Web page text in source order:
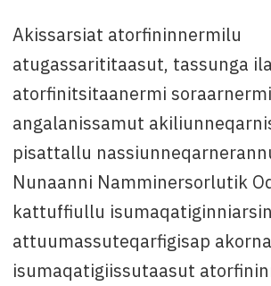
Akissarsiat atorfininnermilu
atugassarititaasut, tassunga
atorfinitsitaanermi
angalanissamut
pisattallu
Nunaanni Namminersorlutik
kattuffiullu
attuumassuteqarfigisap
isumaqatigiissutaasut